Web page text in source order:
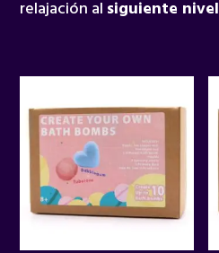
relajación al siguiente nivel